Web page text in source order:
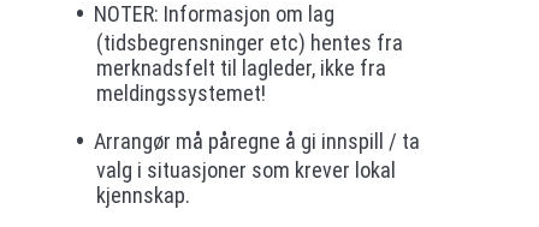
NOTER: Informasjon om lag
(tidsbegrensninger etc) hentes fra
merknadsfelt til lagleder, ikke fra
meldingssystemet!
Arrangør må påregne å gi innspill / ta
valg i situasjoner som krever lokal
kjennskap.